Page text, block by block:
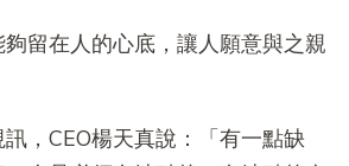
留在人的心底，讓人願意與之親
，CEO楊天真說：「有一點缺